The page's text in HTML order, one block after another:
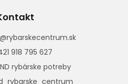
@rybarskecentrum.sk
918 795 627
rybárske potreby